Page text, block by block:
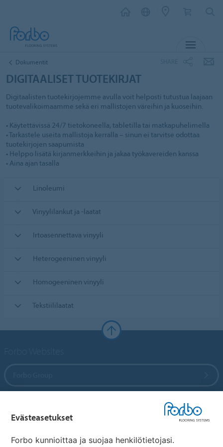
Dokumentit
DIGITAALISET TUOTEKIRJAT
Digitaalisten tuotekirjojemme avulla voit helposti tutustua laajaan
tuotevalikoimaamme sekä eri mallistojen väreihin ja kuoseihin.
• Käytettävissä 24/7 tietokoneella, tabletilla tai matkapuhelimella
• Tarkastele useita mallistoja kerralla – sinun ei tarvitse odottaa
tuotekirjojen saapumista
• Helppo lisätä kirjanmerkkeihin ja jakaa työkavereiden kanssa
• Aina ajan tasalla
Linoleumi
Vinyylilankut ja -laatat
Irtoasennettava vinyyli
Heterogeeninen vinyyli
Homogeeninen vinyyli
Tekstiililaatat
Evästeasetukset
Forbo kunnioittaa ja suojaa henkilötietojasi.